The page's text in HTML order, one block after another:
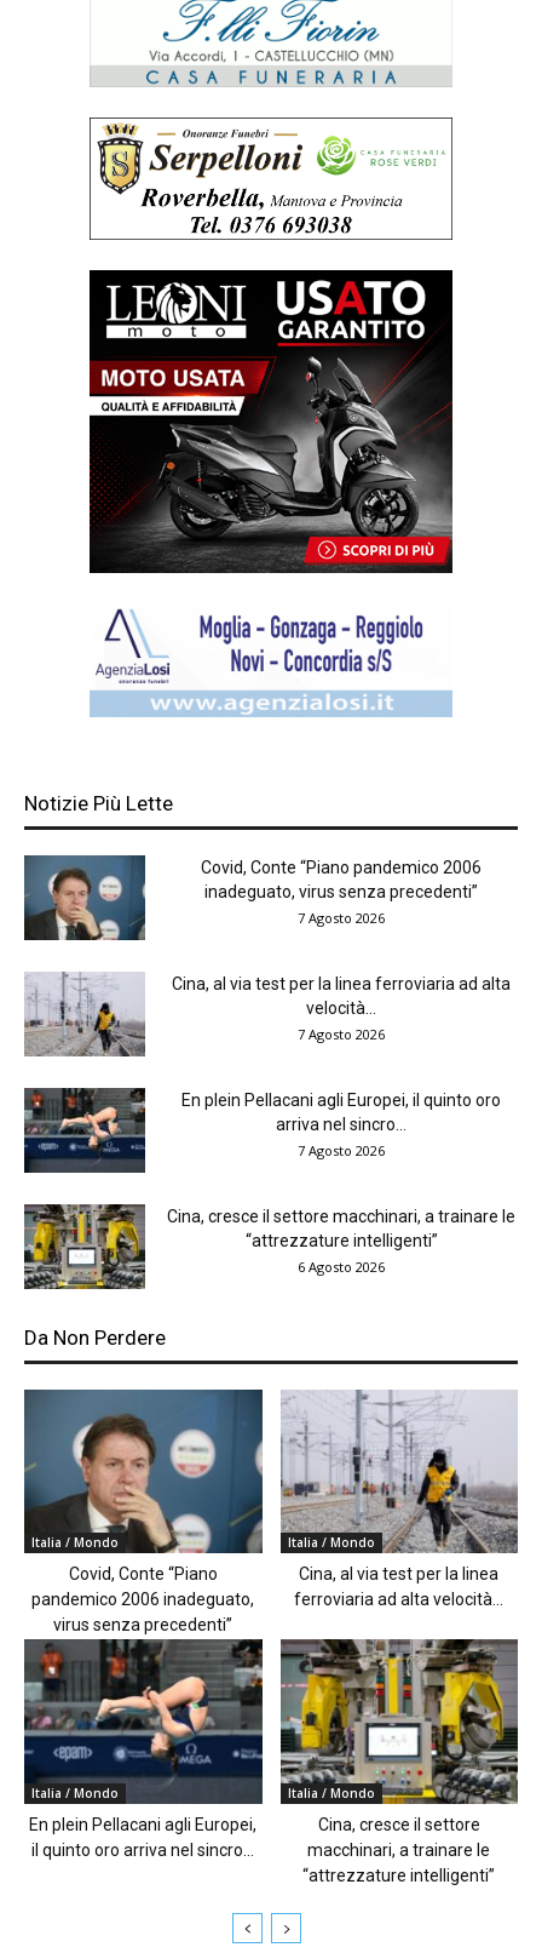
Notizie Più Lette
Covid, Conte “Piano pandemico 2006
inadeguato, virus senza precedenti”
7 Agosto 2026
Cina, al via test per la linea ferroviaria ad alta
velocità...
7 Agosto 2026
En plein Pellacani agli Europei, il quinto oro
arriva nel sincro...
7 Agosto 2026
Cina, cresce il settore macchinari, a trainare le
“attrezzature intelligenti”
6 Agosto 2026
Da Non Perdere
Italia / Mondo
Covid, Conte “Piano
pandemico 2006 inadeguato,
virus senza precedenti”
Italia / Mondo
Cina, al via test per la linea
ferroviaria ad alta velocità...
Italia / Mondo
En plein Pellacani agli Europei,
il quinto oro arriva nel sincro...
Italia / Mondo
Cina, cresce il settore
macchinari, a trainare le
“attrezzature intelligenti”